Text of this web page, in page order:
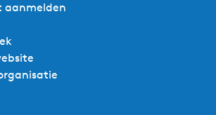
aanmelden